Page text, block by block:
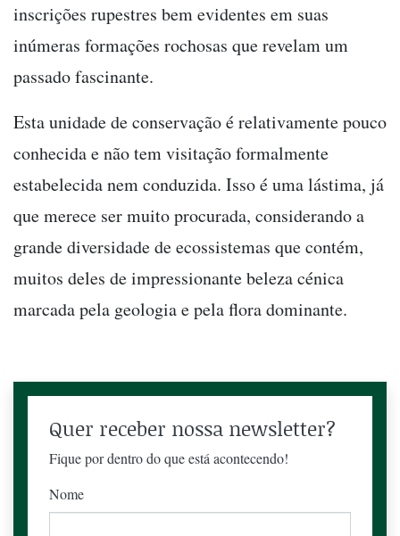
inscrições rupestres bem evidentes em suas
inúmeras formações rochosas que revelam um
passado fascinante.
Esta unidade de conservação é relativamente pouco
conhecida e não tem visitação formalmente
estabelecida nem conduzida. Isso é uma lástima, já
que merece ser muito procurada, considerando a
grande diversidade de ecossistemas que contém,
muitos deles de impressionante beleza cénica
marcada pela geologia e pela flora dominante.
Quer receber nossa newsletter?
Fique por dentro do que está acontecendo!
Nome